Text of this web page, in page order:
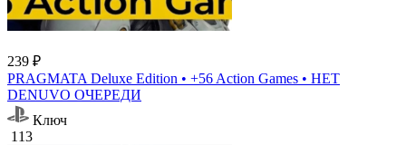
239 ₽
PRAGMATA Deluxe Edition • +56 Action Games • НЕТ
DENUVO ОЧЕРЕДИ
Ключ
113